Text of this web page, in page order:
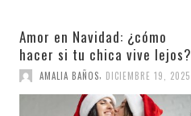
Amor en Navidad: ¿cómo
hacer si tu chica vive lejos?
AMALIA BAÑOS DICIEMBRE 19, 2025